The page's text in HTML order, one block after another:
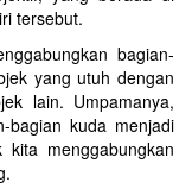
tersebut.
bagian-
yang utuh dengan
lain. Umpamanya,
bagian kuda menjadi
menggabungkan